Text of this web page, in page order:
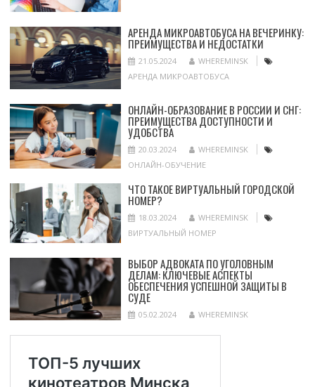
АРЕНДА МИКРОАВТОБУСА НА ВЕЧЕРИНКУ:
ПРЕИМУЩЕСТВА И НЕДОСТАТКИ
21.05.2024
WHEREMINSK
АРЕНДА МИКРОАВТОБУСА
ОНЛАЙН-ОБРАЗОВАНИЕ В РОССИИ И СНГ:
ПРЕИМУЩЕСТВА ДОСТУПНОСТИ И
УДОБСТВА
20.03.2024
WHEREMINSK
ОНЛАЙН-ОБУЧЕНИЕ
ЧТО ТАКОЕ ВИРТУАЛЬНЫЙ ГОРОДСКОЙ
НОМЕР?
18.03.2024
WHEREMINSK
ВИРТУАЛЬНЫЙ НОМЕР
ВЫБОР АДВОКАТА ПО УГОЛОВНЫМ
ДЕЛАМ: КЛЮЧЕВЫЕ АСПЕКТЫ
ОБЕСПЕЧЕНИЯ УСПЕШНОЙ ЗАЩИТЫ В
СУДЕ
05.02.2024 WHEREMINSK